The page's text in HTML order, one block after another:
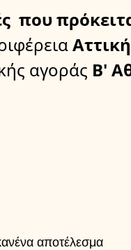
που
αγοράς Β'
αποτέλεσμα